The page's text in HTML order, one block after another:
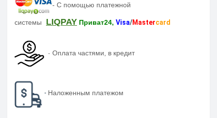
- С помощью платежной
системы LIQPAY Приват24, Visa/Mastercard
- Оплата частями, в кредит
- Наложенным платежом